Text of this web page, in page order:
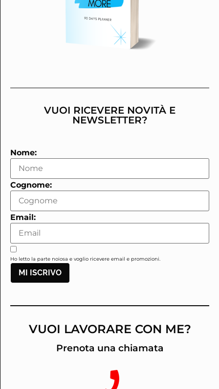
VUOI RICEVERE NOVITÀ E
NEWSLETTER?
Nome:
Cognome:
Email:
Ho letto la parte noiosa e voglio ricevere email e promozioni.
MI ISCRIVO
VUOI LAVORARE CON ME?
Prenota una chiamata